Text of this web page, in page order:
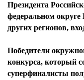
Президента
федеральном
других регионов,
Победители
конкурса, который
суперфиналисты